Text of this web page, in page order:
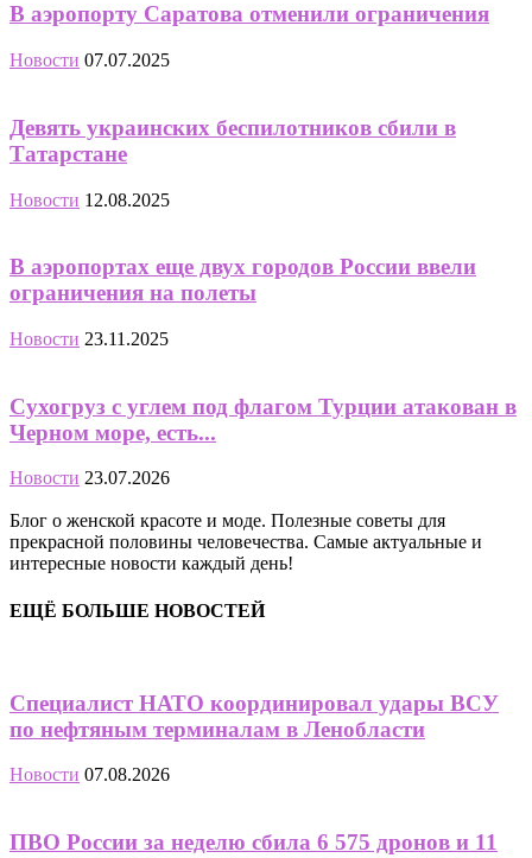
В аэропорту Саратова отменили ограничения
Новости 07.07.2025
Девять украинских беспилотников сбили в
Татарстане
Новости 12.08.2025
В аэропортах еще двух городов России ввели
ограничения на полеты
Новости 23.11.2025
Сухогруз с углем под флагом Турции атакован в
Черном море, есть...
Новости 23.07.2026
Блог о женской красоте и моде. Полезные советы для
прекрасной половины человечества. Самые актуальные и
интересные новости каждый день!
ЕЩЁ БОЛЬШЕ НОВОСТЕЙ
Специалист НАТО координировал удары ВСУ
по нефтяным терминалам в Ленобласти
Новости 07.08.2026
ПВО России за неделю сбила 6 575 дронов и 11